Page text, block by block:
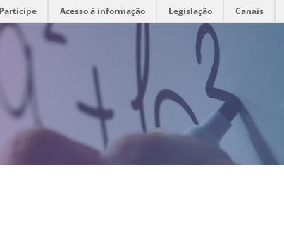
Participe Acesso à informação Legislação Canais